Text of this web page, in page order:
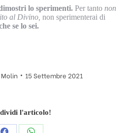
lo sperimenti. Per tanto non
al Divino, non sperimenterai di
se lo sei.
15 Settembre 2021
l'articolo!